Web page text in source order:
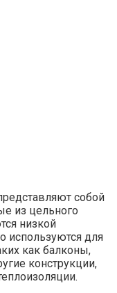
собой
из цельного
низкой
используются для
как балконы,
конструкции,